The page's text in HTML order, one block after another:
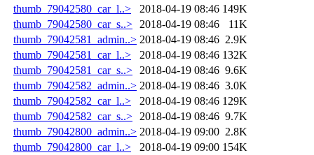
thumb_79042580_car_l..>
2018-04-19 08:46 149K
thumb_79042580_car_s..>
2018-04-19 08:46
11K
thumb_79042581_admin..> 2018-04-19 08:46 2.9K
thumb_79042581_car_l..>
2018-04-19 08:46 132K
thumb_79042581_car_s..>
2018-04-19 08:46 9.6K
thumb_79042582_admin..> 2018-04-19 08:46 3.0K
thumb_79042582_car_l..>
2018-04-19 08:46 129K
thumb_79042582_car_s..>
2018-04-19 08:46 9.7K
thumb_79042800_admin..> 2018-04-19 09:00 2.8K
thumb_79042800_car_l..>
2018-04-19 09:00 154K